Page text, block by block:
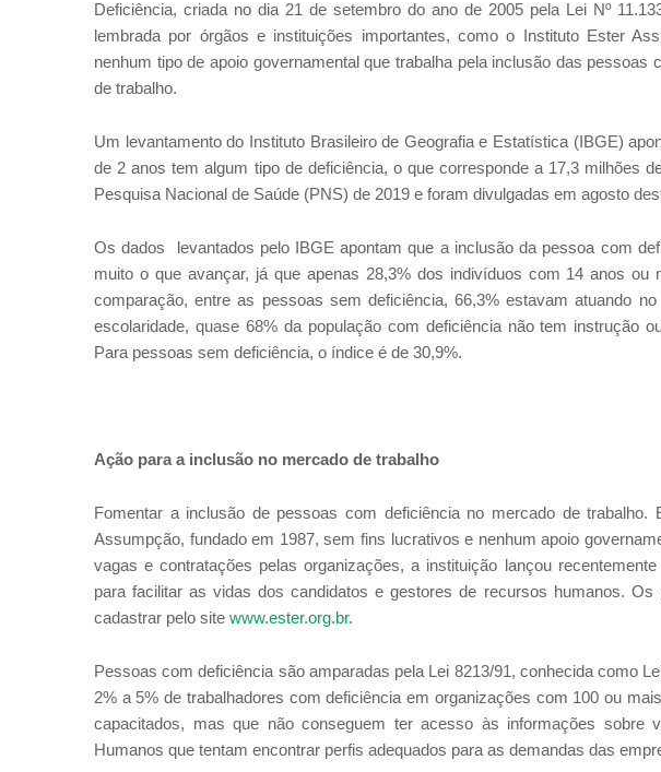
Deficiência, criada no dia 21 de setembro do ano de 2005 pela Lei Nº
lembrada por órgãos e instituições importantes, como o Instituto Ester
nenhum tipo de apoio governamental que trabalha pela inclusão das
de trabalho.
Um levantamento do Instituto Brasileiro de Geografia e Estatística (IBGE)
de 2 anos tem algum tipo de deficiência, o que corresponde a 17,3 milhões
Pesquisa Nacional de Saúde (PNS) de 2019 e foram divulgadas em agosto
Os dados levantados pelo IBGE apontam que a inclusão da pessoa com
muito o que avançar, já que apenas 28,3% dos indivíduos com 14 anos ou
comparação, entre as pessoas sem deficiência, 66,3% estavam atuando
escolaridade, quase 68% da população com deficiência não tem instrução
Para pessoas sem deficiência, o índice é de 30,9%.
Ação para a inclusão no mercado de trabalho
Fomentar a inclusão de pessoas com deficiência no mercado de
Assumpção, fundado em 1987, sem fins lucrativos e nenhum apoio
vagas e contratações pelas organizações, a instituição lançou
para facilitar as vidas dos candidatos e gestores de recursos humanos.
cadastrar pelo site www.ester.org.br.
Pessoas com deficiência são amparadas pela Lei 8213/91, conhecida como
2% a 5% de trabalhadores com deficiência em organizações com 100 ou
capacitados, mas que não conseguem ter acesso às informações sobre
Humanos que tentam encontrar perfis adequados para as demandas das